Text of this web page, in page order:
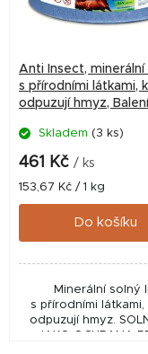
Anti Insect, minerální
s přírodními látkami,
odpuzují hmyz,
Skladem (3 ks)
461 Kč / ks
Měrná
cena:
153,67 Kč / 1 kg
Do košíku
Minerální solný
s přírodními
odpuzují hmyz.